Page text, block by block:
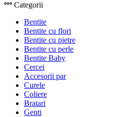
Categorii
Bentite
Bentite cu flori
Bentite cu pietre
Bentite cu perle
Bentite Baby
Cercei
Accesorii par
Curele
Coliere
Bratari
Genti